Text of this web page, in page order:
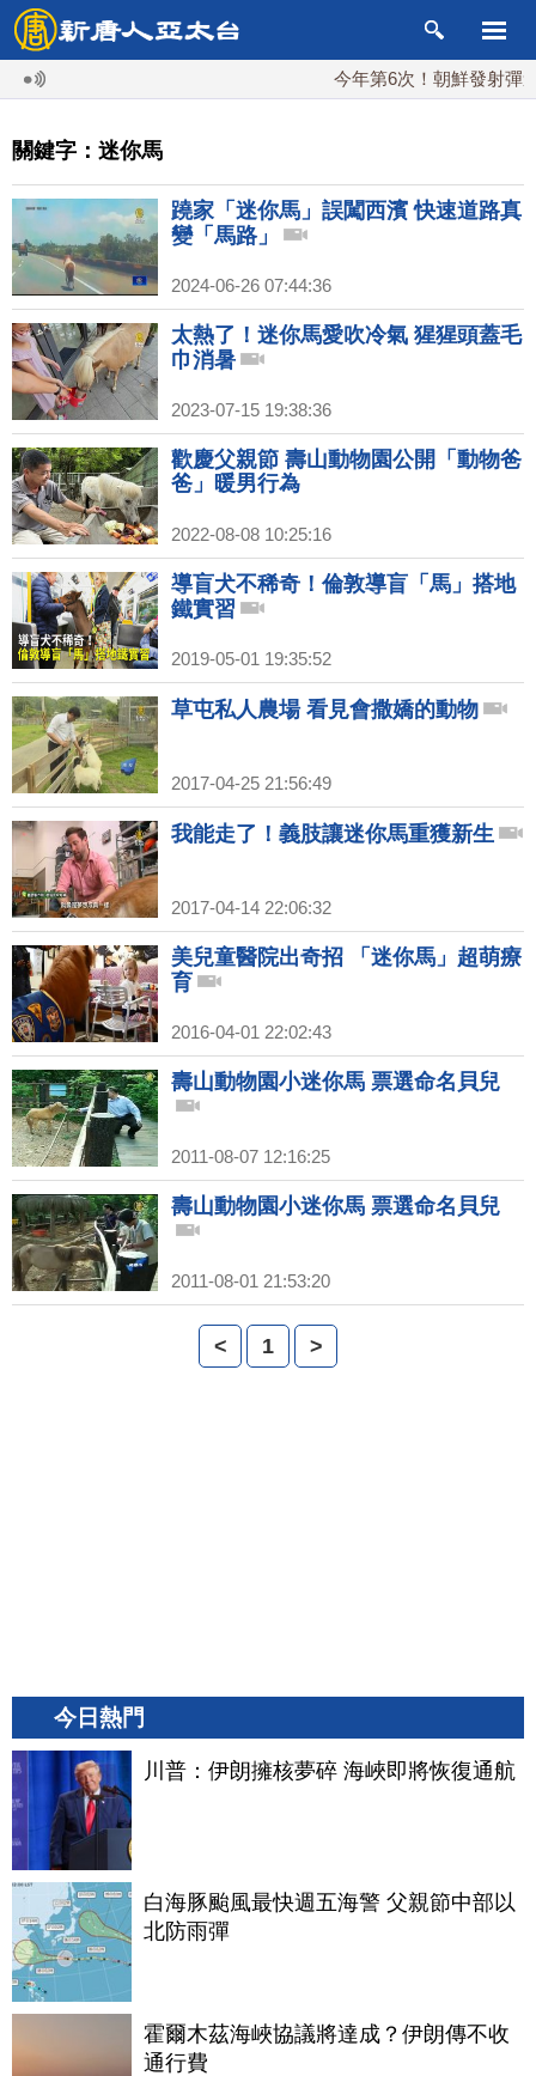
今年第6次！朝鮮發射彈道
關鍵字：迷你馬
蹺家「迷你馬」誤闖西濱 快速道路真
變「馬路」
2024-06-26 07:44:36
太熱了！迷你馬愛吹冷氣 猩猩頭蓋毛
巾消暑
2023-07-15 19:38:36
歡慶父親節 壽山動物園公開「動物爸
爸」暖男行為
2022-08-08 10:25:16
導盲犬不稀奇！倫敦導盲「馬」搭地
鐵實習
2019-05-01 19:35:52
草屯私人農場 看見會撒嬌的動物
2017-04-25 21:56:49
我能走了！義肢讓迷你馬重獲新生
2017-04-14 22:06:32
美兒童醫院出奇招 「迷你馬」超萌療
育
2016-04-01 22:02:43
壽山動物園小迷你馬 票選命名貝兒
2011-08-07 12:16:25
壽山動物園小迷你馬 票選命名貝兒
2011-08-01 21:53:20
< 1 >
今日熱門
川普：伊朗擁核夢碎 海峽即將恢復通航
白海豚颱風最快週五海警 父親節中部以
北防雨彈
霍爾木茲海峽協議將達成？伊朗傳不收
通行費